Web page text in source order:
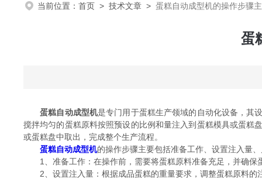
当前位置： 首页 > 技术文章 > 蛋糕自动成型机的操作步骤
蛋
蛋糕自动成型机是专门用于蛋糕生产领域的自动化设备，其
搅拌均匀的蛋糕原料按照预设的比例和量注入到蛋糕模具或蛋糕
或蛋糕盘中取出，完成整个生产流程。
蛋糕自动成型机的操作步骤主要包括准备工作、设置注入量
1、准备工作：在操作前，需要将蛋糕原料准备充足，并确保
2、设置注入量：根据成品蛋糕的重量要求，调整蛋糕原料的